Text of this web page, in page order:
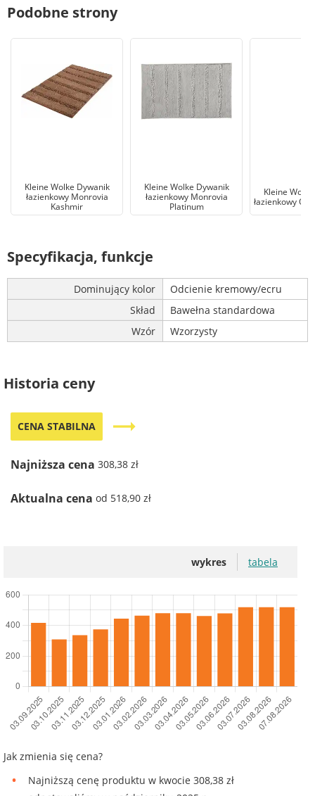
Podobne strony
Kleine Wolke Dywanik
łazienkowy Monrovia
Kashmir
Kleine Wolke Dywanik
łazienkowy Monrovia
Platinum
Kleine
łazienkowy
Specyfikacja, funkcje
Dominujący kolor
Odcienie kremowy/ecru
Skład
Bawełna standardowa
Wzór
Wzorzysty
Historia ceny
CENA STABILNA trending_flat
Najniższa cena 308,38 zł
Aktualna cena od 518,90 zł
wykres tabela
Jak zmienia się cena?
Najniższą cenę produktu w kwocie 308,38 zł